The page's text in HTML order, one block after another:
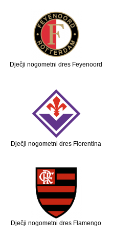
Dječji nogometni dres Feyenoord
Dječji nogometni dres Fiorentina
Dječji nogometni dres Flamengo